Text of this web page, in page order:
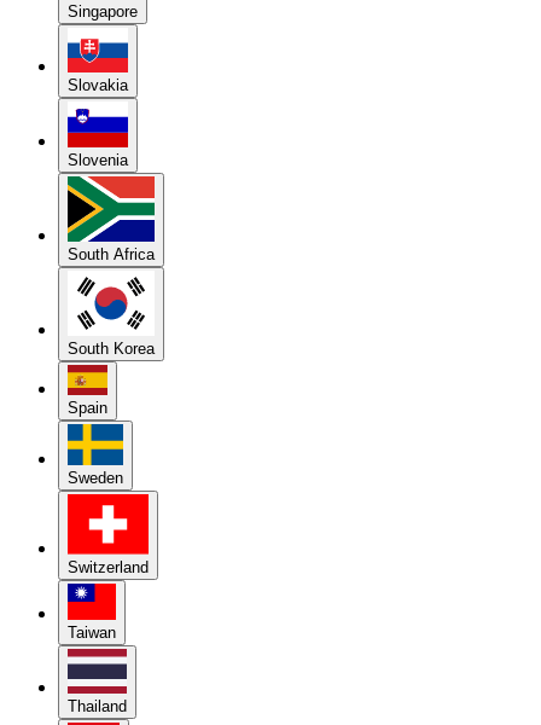
Singapore
Slovakia
Slovenia
South Africa
South Korea
Spain
Sweden
Switzerland
Taiwan
Thailand